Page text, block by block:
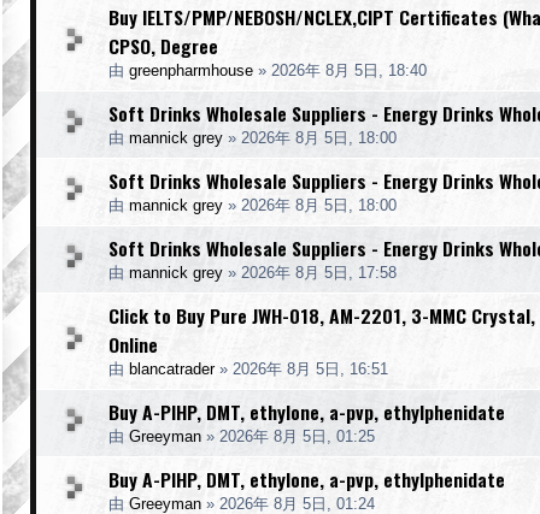
Buy IELTS/PMP/NEBOSH/NCLEX,CIPT Certificates
CPSO, Degree
由 greenpharmhouse » 2026年 8月 5日, 18:40
Soft Drinks Wholesale Suppliers - Energy Drinks
由 mannick grey » 2026年 8月 5日, 18:00
Soft Drinks Wholesale Suppliers - Energy Drinks
由 mannick grey » 2026年 8月 5日, 18:00
Soft Drinks Wholesale Suppliers - Energy Drinks
由 mannick grey » 2026年 8月 5日, 17:58
Click to Buy Pure JWH-018, AM-2201, 3-MMC
Online
由 blancatrader» 2026年 8月 5日, 16:51
Buy A-PIHP, DMT, ethylone, a-pvp, ethylphenidate
由 Greeyman » 2026年 8月 5日, 01:25
Buy A-PIHP, DMT, ethylone, a-pvp, ethylphenidate
由 Greeyman » 2026年 8月 5日, 01:24